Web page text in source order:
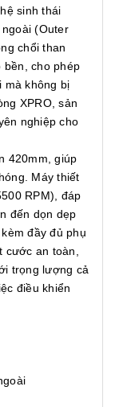
sinh thái
(Outer
chổi than
bền, cho phép
mà không bị
XPRO, sản
nghiệp cho
420mm, giúp
Máy thiết
RPM), đáp
đến dọn dẹp
đầy đủ phụ
cước an toàn,
trọng lượng cả
điều khiển